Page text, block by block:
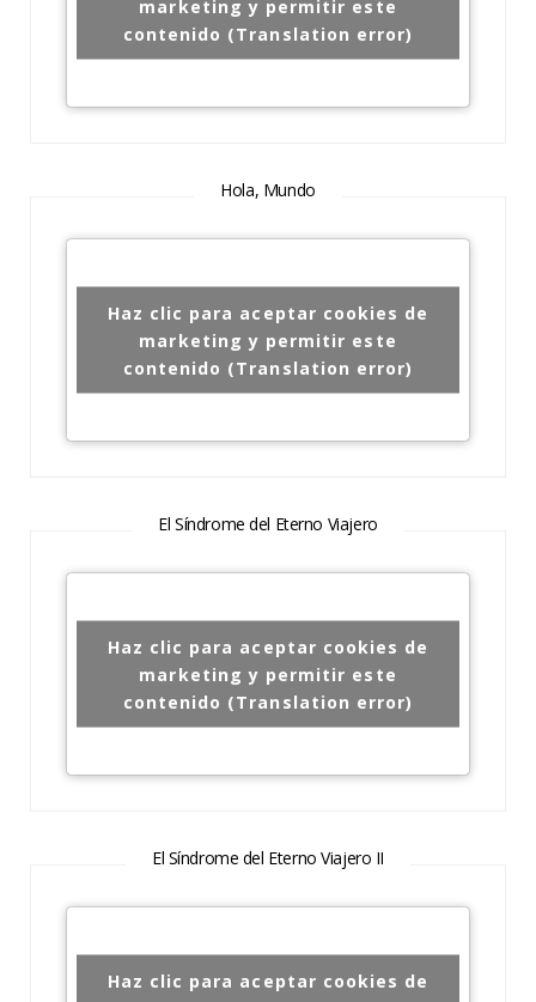
marketing y permitir este
contenido (Translation error)
Hola, Mundo
Haz clic para aceptar cookies de
marketing y permitir este
contenido (Translation error)
El Síndrome del Eterno Viajero
Haz clic para aceptar cookies de
marketing y permitir este
contenido (Translation error)
El Síndrome del Eterno Viajero II
Haz clic para aceptar cookies de